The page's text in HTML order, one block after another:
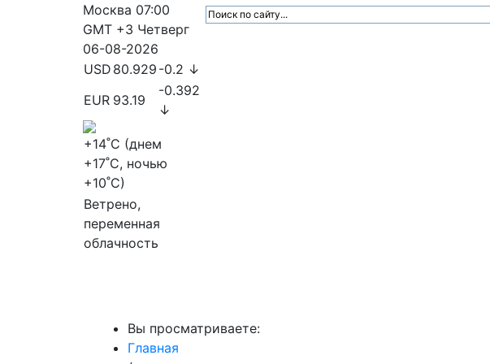
Москва 07:00
GMT +3 Четверг
06-08-2026
USD 80.929 -0.2 ↓
EUR 93.19
-0.392
↓
+14˚C (днем
+17˚C, ночью
+10˚C)
Ветрено,
переменная
облачность
Вы просматриваете:
Главная